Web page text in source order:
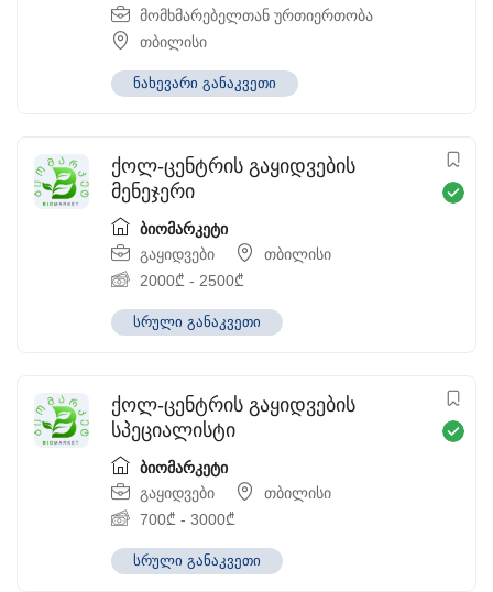
მომხმარებელთან ურთიერთობა
თბილისი
ნახევარი განაკვეთი
ქოლ-ცენტრის გაყიდვების
მენეჯერი
ბიომარკეტი
გაყიდვები
თბილისი
2000₾ - 2500₾
სრული განაკვეთი
ქოლ-ცენტრის გაყიდვების
სპეციალისტი
ბიომარკეტი
გაყიდვები
თბილისი
700₾ - 3000₾
სრული განაკვეთი